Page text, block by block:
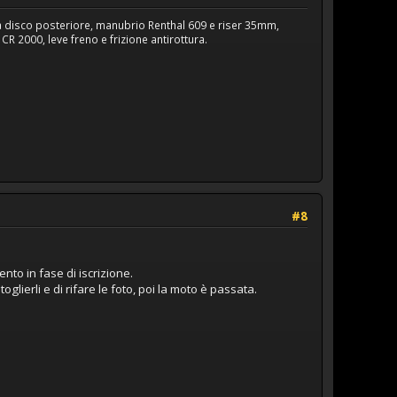
disco posteriore, manubrio Renthal 609 e riser 35mm,
2000, leve freno e frizione antirottura.
#8
in fase di iscrizione.
e di rifare le foto, poi la moto è passata.